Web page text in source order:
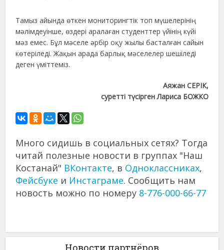
Тамыз айында өткен мониторингтік топ мүшелерінің
мәлімдеуінше, өздері аралаған студенттер үйінің күйі
мәз емес. Бұл мәселе әрбір оқу жылы басталған сайын
көтеріледі. Жақын арада барлық мәселелер шешіледі
деген үміттеміз.
Аяжан СЕРІК,
суретті түсірген Лариса БОЖКО
Много сидишь в социальных сетях? Тогда
читай полезные новости в группах "Наш
Костанай" ВКонтакте, в Одноклассниках,
Фейсбуке и Инстаграме. Сообщить нам
новость можно по номеру 8-776-000-66-77
Новости партнёров